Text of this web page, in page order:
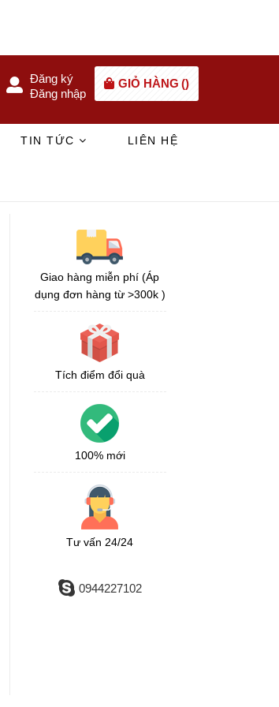
Đăng ký
Đăng nhập
GIỎ HÀNG ()
TIN TỨC LIÊN HỆ
Giao hàng miễn phí (Áp
dụng đơn hàng từ >300k )
Tích điểm đổi quà
100% mới
Tư vấn 24/24
0944227102